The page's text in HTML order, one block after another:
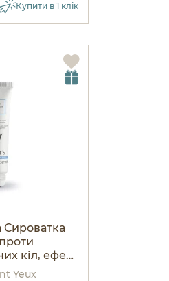
Купити в 1 клік
кіл, ефект
Yeux